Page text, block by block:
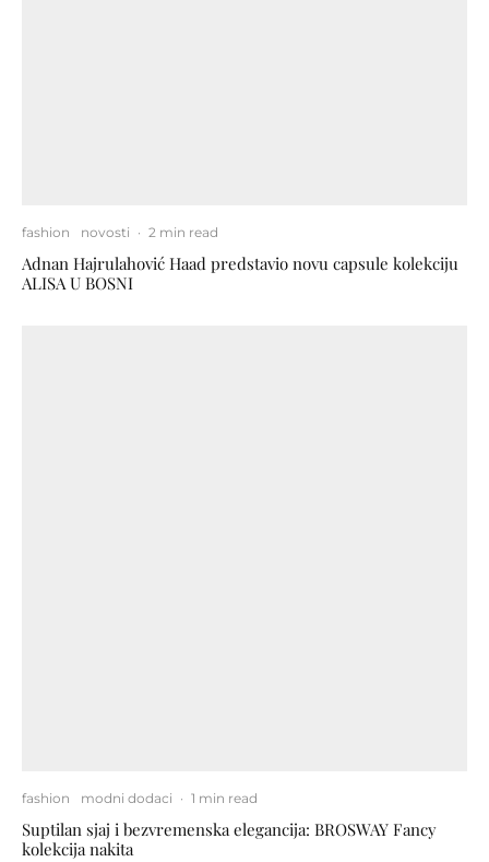
fashion novosti · 2 min read
Adnan Hajrulahović Haad predstavio novu capsule kolekciju
ALISA U BOSNI
fashion modni dodaci · 1 min read
Suptilan sjaj i bezvremenska elegancija: BROSWAY Fancy
kolekcija nakita